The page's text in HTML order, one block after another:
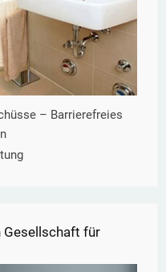
– Barrierefreies
Gesellschaft für